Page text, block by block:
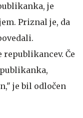
je
Priznal je, da
Če
je bil odločen